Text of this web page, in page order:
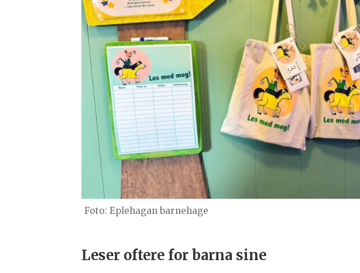
Foto: Eplehagan barnehage
Leser oftere for barna sine